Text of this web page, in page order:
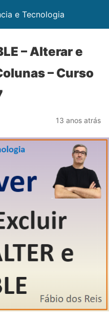
e Tecnologia
– Alterar e
– Curso
13 anos atrás